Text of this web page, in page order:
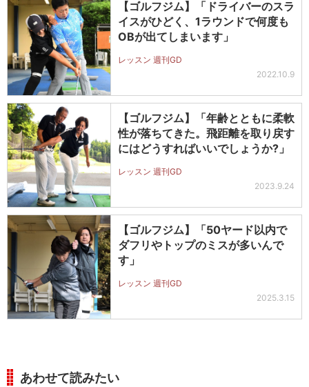
【ゴルフジム】「ドライバーのスラ
イスがひどく、1ラウンドで何度も
OBが出てしまいます」
レッスン 週刊GD
2022.10.9
【ゴルフジム】「年齢とともに柔軟
性が落ちてきた。飛距離を取り戻す
にはどうすればいいでしょうか?」
レッスン 週刊GD
2023.9.24
【ゴルフジム】「50ヤード以内で
ダフリやトップのミスが多いんで
す」
レッスン 週刊GD
2025.3.15
あわせて読みたい